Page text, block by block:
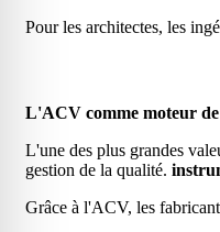
Pour les architectes, les
L'ACV comme moteur
L'une des plus grandes
gestion de la qualité.
Grâce à l'ACV, les